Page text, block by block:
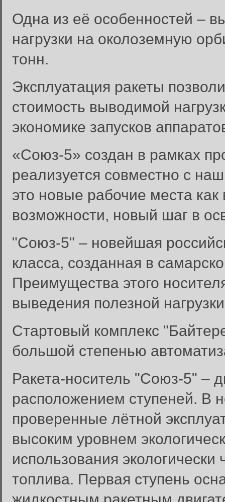
Одна из её особенностей –
нагрузки на околоземную
тонн.
Эксплуатация ракеты
стоимость выводимой
экономике запусков
«Союз-5» создан в рамках
реализуется совместно с
это новые рабочие места
возможности, новый шаг в
"Союз-5" – новейшая
класса, созданная в
Преимущества этого
выведения полезной
Стартовый комплекс
большой степенью
Ракета-носитель "Союз-5" –
расположением ступеней. В
проверенные лётной
высоким уровнем
использования
топлива. Первая ступень
Вход в систему